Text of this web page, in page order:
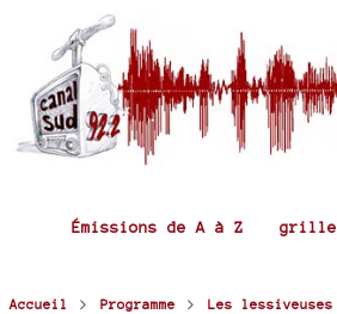
Émissions de A à Z grille
Accueil > Programme > Les lessiveuses